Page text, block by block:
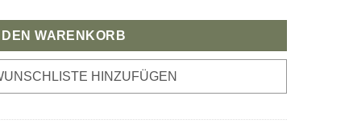
DEN WARENKORB
HINZUFÜGEN